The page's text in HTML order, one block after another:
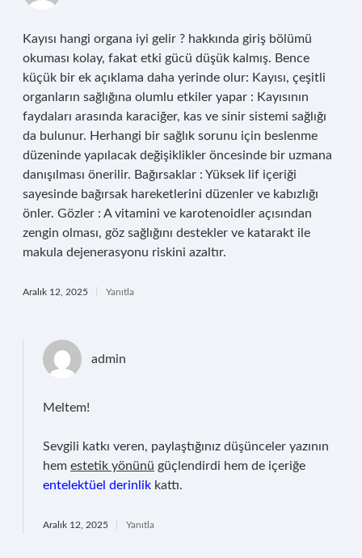
Kayısı hangi organa iyi gelir ? hakkında giriş bölümü
okuması kolay, fakat etki gücü düşük kalmış. Bence
küçük bir ek açıklama daha yerinde olur: Kayısı, çeşitli
organların sağlığına olumlu etkiler yapar : Kayısının
faydaları arasında karaciğer, kas ve sinir sistemi sağlığı
da bulunur. Herhangi bir sağlık sorunu için beslenme
düzeninde yapılacak değişiklikler öncesinde bir uzmana
danışılması önerilir. Bağırsaklar : Yüksek lif içeriği
sayesinde bağırsak hareketlerini düzenler ve kabızlığı
önler. Gözler : A vitamini ve karotenoidler açısından
zengin olması, göz sağlığını destekler ve katarakt ile
makula dejenerasyonu riskini azaltır.
Aralık 12, 2025 Yanıtla
admin
Meltem!
Sevgili katkı veren, paylaştığınız düşünceler yazının
hem estetik yönünü güçlendirdi hem de içeriğe
entelektüel derinlik kattı.
Aralık 12, 2025 Yanıtla